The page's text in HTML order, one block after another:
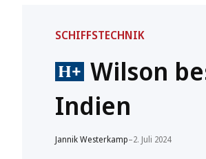
SCHIFFSTECHNIK
Wilson
Indien
Jannik Westerkamp–2. Juli 2024